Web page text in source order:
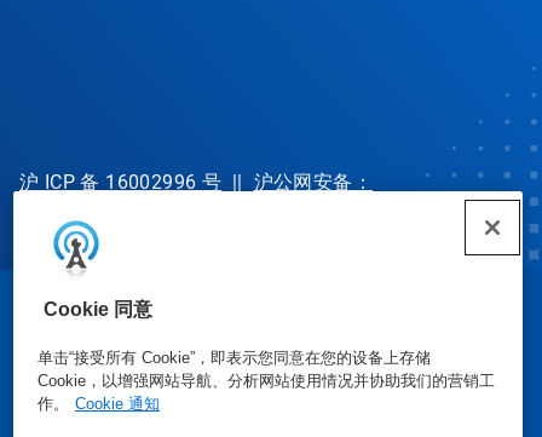
Cookie 同意
单击“接受所有 Cookie”，即表示您同意在您的设备上存储
Cookie，以增强网站导航、分析网站使用情况并协助我们的营销工
作。
Cookie 通知
沪 ICP 备 16002996 号 || 沪公网安备：
31010702002902 号
安全数据表 | 隐私政策|使用条款